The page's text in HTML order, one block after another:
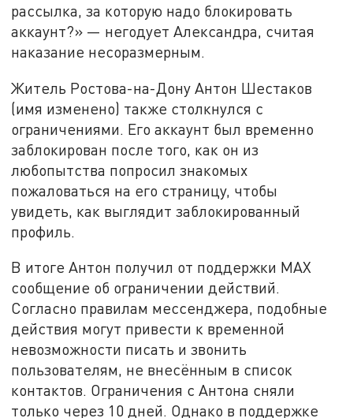
рассылка, за которую надо блокировать
аккаунт?» — негодует Александра, считая
наказание несоразмерным.
Житель Ростова-на-Дону Антон Шестаков
(имя изменено) также столкнулся с
ограничениями. Его аккаунт был временно
заблокирован после того, как он из
любопытства попросил знакомых
пожаловаться на его страницу, чтобы
увидеть, как выглядит заблокированный
профиль.
В итоге Антон получил от поддержки MAX
сообщение об ограничении действий.
Согласно правилам мессенджера, подобные
действия могут привести к временной
невозможности писать и звонить
пользователям, не внесённым в список
контактов. Ограничения с Антона сняли
только через 10 дней. Однако в поддержке